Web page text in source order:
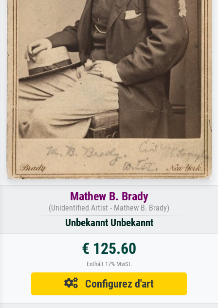
Mathew B. Brady
(Unidentified Artist - Mathew B. Brady)
Unbekannt Unbekannt
€ 125.60
Enthält 17% MwSt.
Configurez d'art